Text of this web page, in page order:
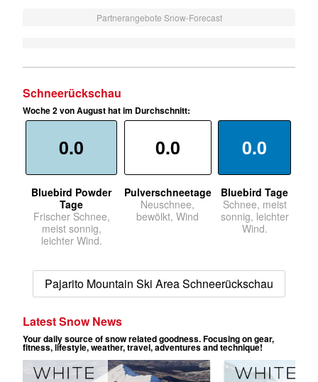
Partnerangebote Snow-Forecast
Schneerückschau
Woche 2 von August hat im Durchschnitt:
0.0
Bluebird Powder
Tage
Frischer Schnee,
meist sonnig,
leichter Wind.
0.0
Pulverschneetage
Neuschnee,
bewölkt, Wind
0.0
Bluebird Tage
Schnee, meist
sonnig, leichter
Wind.
Pajarito Mountain Ski Area Schneerückschau